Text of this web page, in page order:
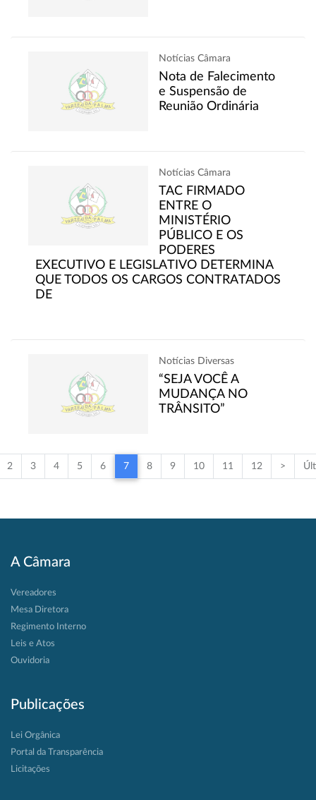
Notícias Câmara
Nota de Falecimento
e Suspensão de
Reunião Ordinária
Notícias Câmara
TAC FIRMADO
ENTRE O
MINISTÉRIO
PÚBLICO E OS
PODERES
EXECUTIVO E LEGISLATIVO DETERMINA
QUE TODOS OS CARGOS CONTRATADOS
DE
Notícias Diversas
“SEJA VOCÊ A
MUDANÇA NO
TRÂNSITO”
2 3 4 5 6 7 8 9 10 11 12 >
A Câmara
Vereadores
Mesa Diretora
Regimento Interno
Leis e Atos
Ouvidoria
Publicações
Lei Orgânica
Portal da Transparência
Licitações